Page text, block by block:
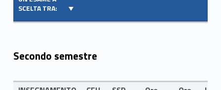
SCELTA TRA:
Secondo semestre